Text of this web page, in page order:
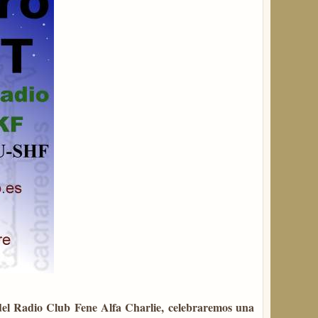
Radio Club Fene Alfa Charlie, celebraremos una